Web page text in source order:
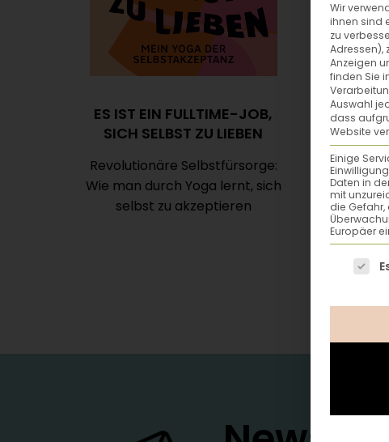
ES IST EIN FULLTIME-JOB,
SICH SELBST ZU LIEBEN
Revolutionäre Selbstfürsorge:
Wie man durch Yoga lernt, sich
selbst zu akzeptieren
Wir
ihnen sind
zu
Adressen),
Anzeigen
finden Sie
Auswahl
dass
Website
Einige
Daten in
mit
die
Europäer
Es